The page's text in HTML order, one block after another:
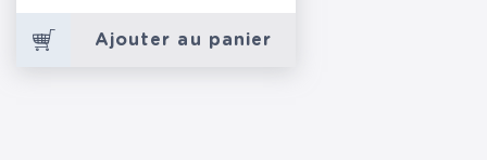
Ajouter au panier